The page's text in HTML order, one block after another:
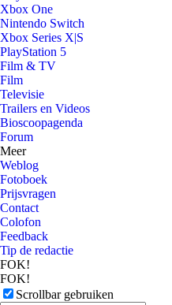
Xbox One
Nintendo Switch
Xbox Series X|S
PlayStation 5
Film & TV
Film
Televisie
Trailers en Videos
Bioscoopagenda
Forum
Meer
Weblog
Fotoboek
Prijsvragen
Contact
Colofon
Feedback
Tip de redactie
FOK!
FOK!
Scrollbar gebruiken